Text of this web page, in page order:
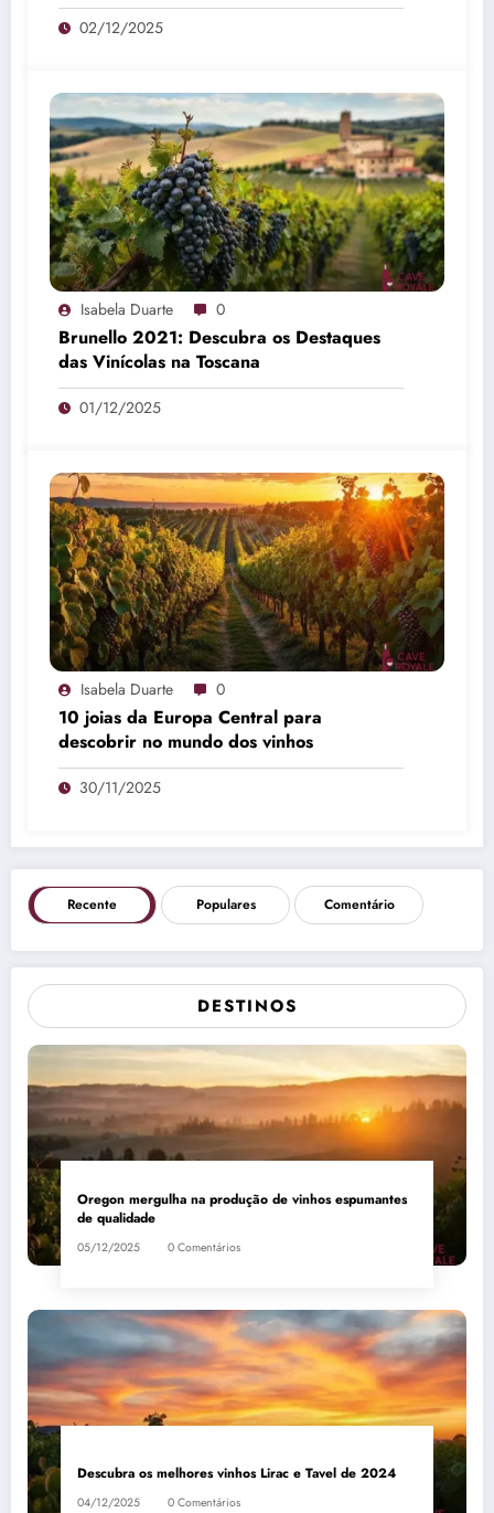
02/12/2025
Isabela Duarte 0
Brunello 2021: Descubra os Destaques
das Vinícolas na Toscana
01/12/2025
Isabela Duarte 0
10 joias da Europa Central para
descobrir no mundo dos vinhos
30/11/2025
Recente Populares Comentário
DESTINOS
Oregon mergulha na produção de vinhos espumantes
de qualidade
05/12/2025 0 Comentários
Descubra os melhores vinhos Lirac e Tavel de 2024
04/12/2025 0 Comentários